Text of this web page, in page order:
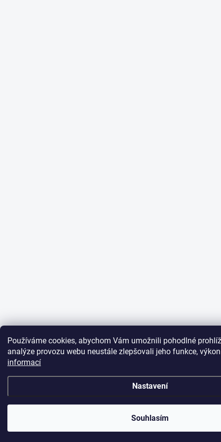
Používáme cookies, abychom Vám umožnili pohodlné
analýze provozu webu neustále zlepšovali jeho funkce,
informací
Nastavení
Souhlasím